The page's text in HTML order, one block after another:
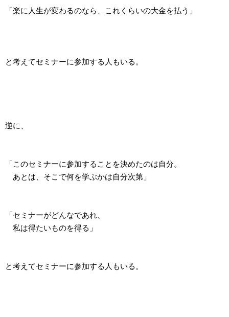
「楽に人生が変わるのなら、これくらいの大金を払う」
と考えてセミナーに参加する人もいる。
逆に、
「このセミナーに参加することを決めたのは自分。
あとは、そこで何を学ぶかは自分次第」
「セミナーがどんなであれ、
私は得たいものを得る」
と考えてセミナーに参加する人もいる。